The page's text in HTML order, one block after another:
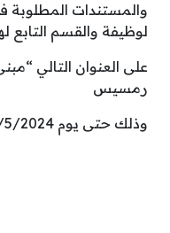
والمستندات
لوظيفة والقسم التابع
على العنوان التالي
رمسيس
وذلك حتى يوم 16/5/2024